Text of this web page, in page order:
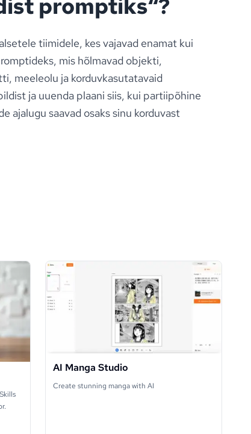
promptiks“?
tiimidele, kes vajavad enamat kui
mis hõlmavad objekti,
meeleolu ja korduvkasutatavaid
ja uuenda plaani siis, kui partiipõhine
ajalugu saavad osaks sinu korduvast
AI Manga Studio
Create stunning manga with AI